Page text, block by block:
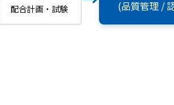
配合計画・試験
(品質管理 /